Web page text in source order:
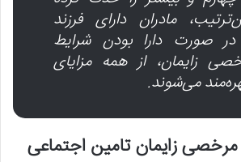
مادران دارای فرزند
در صورت دارا بودن شرایط
زایمان، از همه مزایای
می‌شوند.
مرخصی زایمان تامین اجتماعی